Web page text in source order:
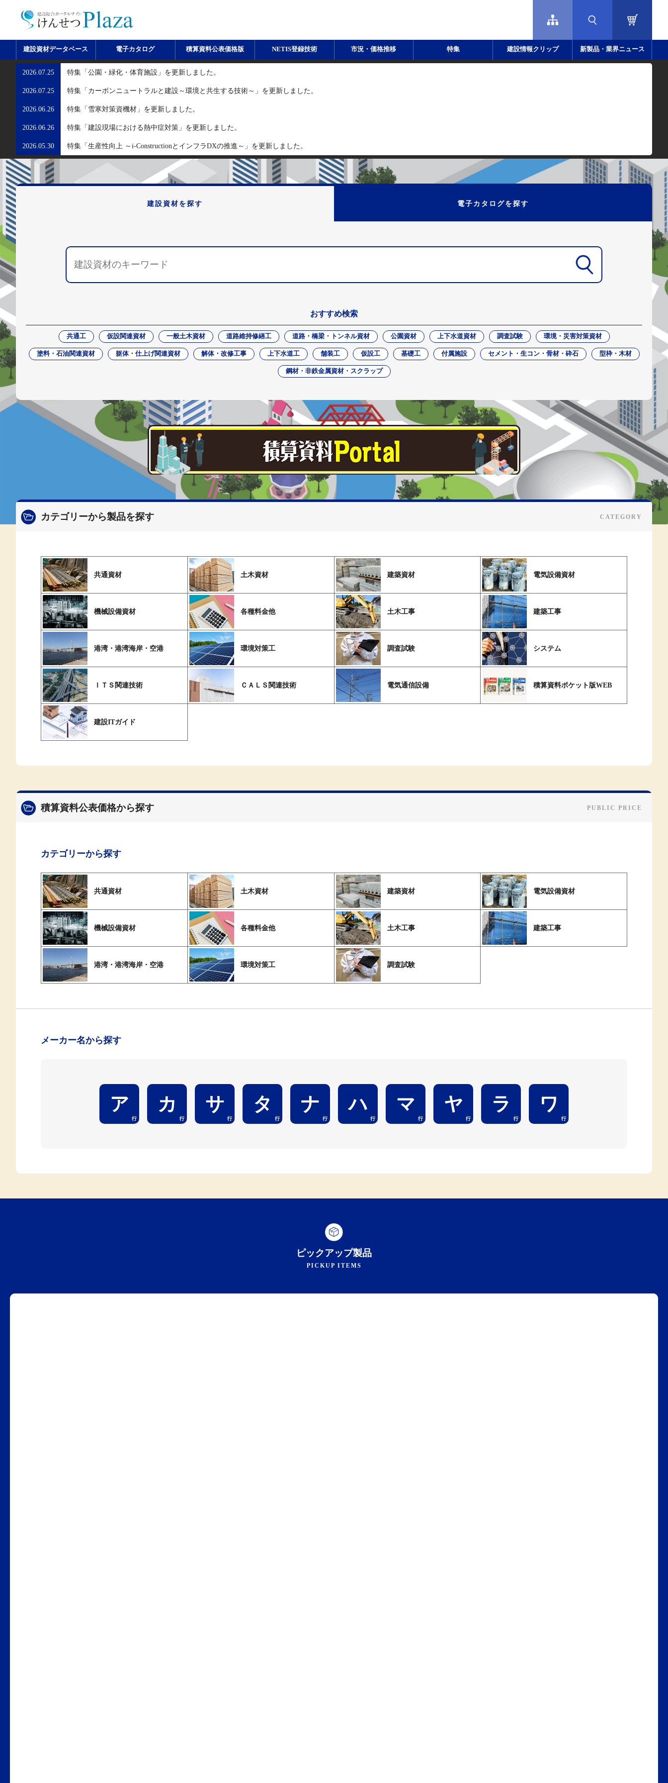
建設資材データベース 電子カタログ 積算資料公表価格版 NETIS登録技術 市況・価格推移 特集 建設情報クリップ 新製品・業界ニュース
2026.07.25 特集「公園・緑化・体育施設」を更新しました。
2026.07.25 特集「カーボンニュートラルと建設～環境と共生する技術～」を更新しました。
2026.06.26 特集「雪寒対策資機材」を更新しました。
2026.06.26 特集「建設現場における熱中症対策」を更新しました。
2026.05.30 特集「生産性向上 ～i-ConstructionとインフラDXの推進～」を更新しました。
建設資材を探す 電子カタログを探す
おすすめ検索
共通工 仮設関連資材 一般土木資材 道路維持修繕工 道路・橋梁・トンネル資材 公園資材 上下水道資材 調査試験 環境・災害対策資材
塗料・石油関連資材 躯体・仕上げ関連資材 解体・改修工事 上下水道工 舗装工 仮設工 基礎工 付属施設 セメント・生コン・骨材・砕石 型枠・木材
鋼材・非鉄金属資材・スクラップ
カテゴリーから製品を探す
共通資材 土木資材 建築資材 電気設備資材
機械設備資材 各種料金他 土木工事 建築工事
港湾・港湾海岸・空港 環境対策工 調査試験 システム
ＩＴＳ関連技術 ＣＡＬＳ関連技術 電気通信設備 積算資料ポケット版WEB
建設ITガイド
積算資料公表価格から探す
カテゴリーから探す
共通資材 土木資材 建築資材 電気設備資材
機械設備資材 各種料金他 土木工事 建築工事
港湾・港湾海岸・空港 環境対策工 調査試験
メーカー名から探す
ア カ サ タ ナ ハ マ ヤ ラ ワ
ピックアップ製品